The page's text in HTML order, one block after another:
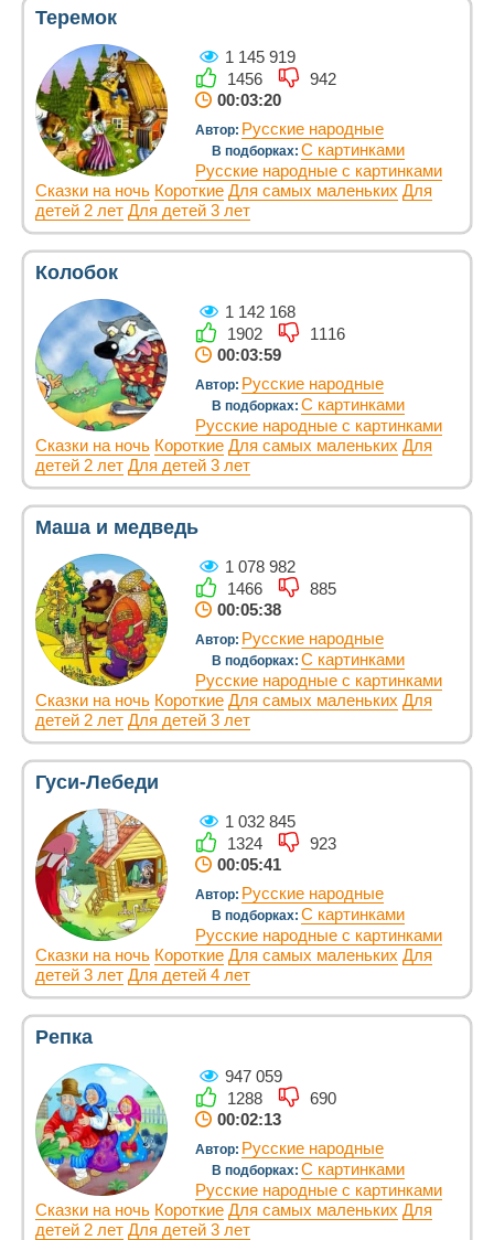
Теремок
1 145 919
1456
942
00:03:20
Автор: Русские народные
В подборках: С картинками
Русские народные с картинками
Сказки на ночь Короткие Для самых маленьких Для
детей 2 лет Для детей 3 лет
Колобок
1 142 168
1902
1116
00:03:59
Автор: Русские народные
В подборках: С картинками
Русские народные с картинками
Сказки на ночь Короткие Для самых маленьких Для
детей 2 лет Для детей 3 лет
Маша и медведь
1 078 982
1466
885
00:05:38
Автор: Русские народные
В подборках: С картинками
Русские народные с картинками
Сказки на ночь Короткие Для самых маленьких Для
детей 2 лет Для детей 3 лет
Гуси-Лебеди
1 032 845
1324
923
00:05:41
Автор: Русские народные
В подборках: С картинками
Русские народные с картинками
Сказки на ночь Короткие Для самых маленьких Для
детей 3 лет Для детей 4 лет
Репка
947 059
1288
690
00:02:13
Автор: Русские народные
В подборках: С картинками
Русские народные с картинками
Сказки на ночь Короткие Для самых маленьких Для
детей 2 лет Для детей 3 лет